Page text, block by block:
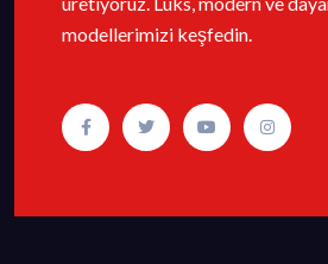
modellerimizi keşfedin.